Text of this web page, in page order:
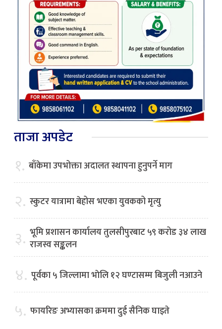
ताजा अपडेट
१. बाँकेमा उपभोक्ता अदालत स्थापना हुनुपर्ने माग
२. स्कुटर यात्रामा बेहोस भएका युवकको मृत्यु
३. भूमि प्रशासन कार्यालय तुलसीपुरबाट ५९ करोड ३४ लाख
राजस्व सङ्कलन
४. पूर्वका ५ जिल्लामा भाेलि १२ घण्टासम्म बिजुली नआउने
५. फायरिङ अभ्यासका क्रममा दुई सैनिक घाइते